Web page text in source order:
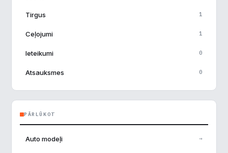
Tirgus 1
Ceļojumi 1
Ieteikumi 0
Atsauksmes 0
PĀRLŪKOT
Auto modeļi →